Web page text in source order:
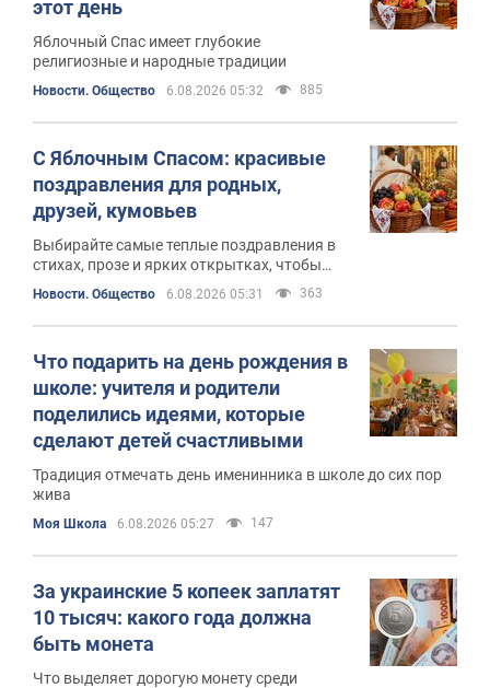
этот день
Яблочный Спас имеет глубокие
религиозные и народные традиции
Новости. Общество 6.08.2026 05:32 885
С Яблочным Спасом: красивые
поздравления для родных,
друзей, кумовьев
Выбирайте самые теплые поздравления в
стихах, прозе и ярких открытках, чтобы
подарить праздничное настроение самым
близким людям
Новости. Общество 6.08.2026 05:31 363
Что подарить на день рождения в
школе: учителя и родители
поделились идеями, которые
сделают детей счастливыми
Традиция отмечать день именинника в школе до сих пор
жива
Моя Школа 6.08.2026 05:27 147
За украинские 5 копеек заплатят
10 тысяч: какого года должна
быть монета
Что выделяет дорогую монету среди